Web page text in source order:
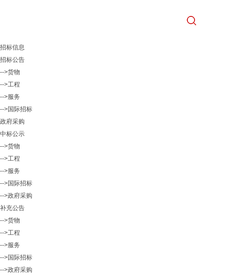
招标信息
招标公告
-->货物
-->工程
-->服务
-->国际招标
政府采购
中标公示
-->货物
-->工程
-->服务
-->国际招标
-->政府采购
补充公告
-->货物
-->工程
-->服务
-->国际招标
-->政府采购